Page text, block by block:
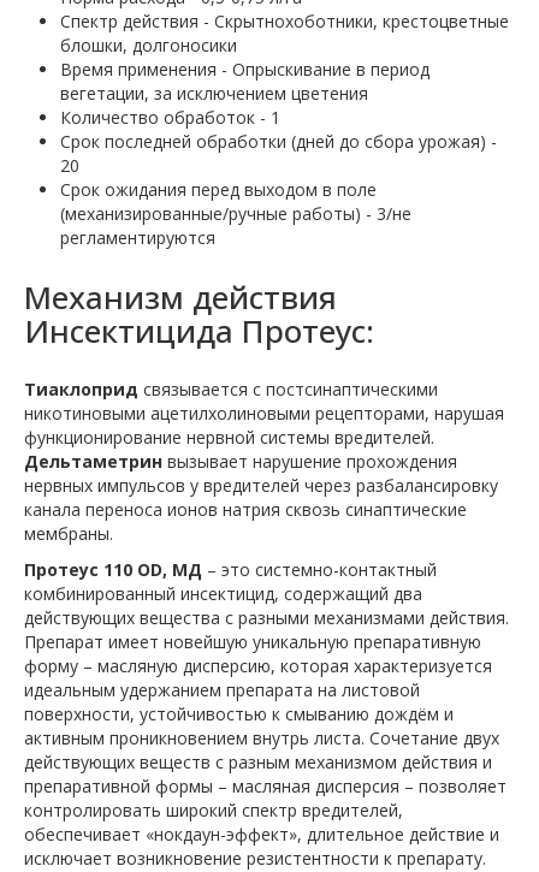
Спектр действия - Скрытнохоботники, крестоцветные
блошки, долгоносики
Время применения - Опрыскивание в период
вегетации, за исключением цветения
Количество обработок - 1
Срок последней обработки (дней до сбора урожая) -
20
Срок ожидания перед выходом в поле
(механизированные/ручные работы) - 3/не
регламентируются
Механизм действия
Инсектицида Протеус:
Тиаклоприд связывается с постсинаптическими
никотиновыми ацетилхолиновыми рецепторами, нарушая
функционирование нервной системы вредителей.
Дельтаметрин вызывает нарушение прохождения
нервных импульсов у вредителей через разбалансировку
канала переноса ионов натрия сквозь синаптические
мембраны.
Протеус 110 OD, МД – это системно-контактный
комбинированный инсектицид, содержащий два
действующих вещества с разными механизмами действия.
Препарат имеет новейшую уникальную препаративную
форму – масляную дисперсию, которая характеризуется
идеальным удержанием препарата на листовой
поверхности, устойчивостью к смыванию дождём и
активным проникновением внутрь листа. Сочетание двух
действующих веществ с разным механизмом действия и
препаративной формы – масляная дисперсия – позволяет
контролировать широкий спектр вредителей,
обеспечивает «нокдаун-эффект», длительное действие и
исключает возникновение резистентности к препарату.